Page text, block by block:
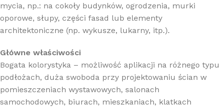
mycia, np.: na cokoły budynków, ogrodzenia, murki
oporowe, słupy, części fasad lub elementy
architektoniczne (np. wykusze, lukarny, itp.).
Główne właściwości
Bogata kolorystyka – możliwość aplikacji na różnego typu
podłożach, duża swoboda przy projektowaniu ścian w
pomieszczeniach wystawowych, salonach
samochodowych, biurach, mieszkaniach, klatkach